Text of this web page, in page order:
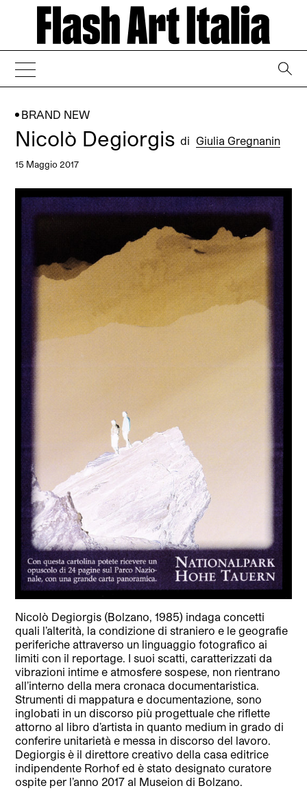
BRAND NEW
Nicolò Degiorgisdi Giulia Gregnanin
15 Maggio 2017
Nicolò Degiorgis (Bolzano, 1985) indaga concetti
quali l’alterità, la condizione di straniero e le geografie
periferiche attraverso un linguaggio fotografico ai
limiti con il reportage. I suoi scatti, caratterizzati da
vibrazioni intime e atmosfere sospese, non rientrano
all’interno della mera cronaca documentaristica.
Strumenti di mappatura e documentazione, sono
inglobati in un discorso più progettuale che riflette
attorno al libro d’artista in quanto medium in grado di
conferire unitarietà e messa in discorso del lavoro.
Degiorgis è il direttore creativo della casa editrice
indipendente Rorhof ed è stato designato curatore
ospite per l’anno 2017 al Museion di Bolzano.